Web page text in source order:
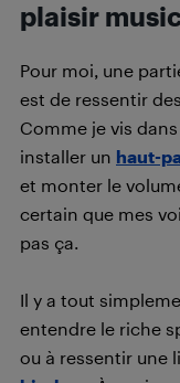
plaisir
Pour moi, une
est de ressentir
Comme je vis
installer un haut-
et monter le
certain que mes
pas ça.
Il y a tout
entendre le riche
ou à ressentir une